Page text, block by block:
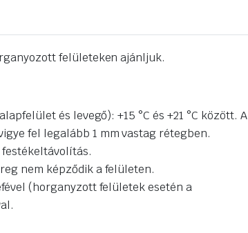
felületeken ajánljuk.
és levegő): +15 °C és +21 °C között. A
fel legalább 1 mm vastag rétegben.
nem képződik a felületen.
(horganyzott felületek esetén a